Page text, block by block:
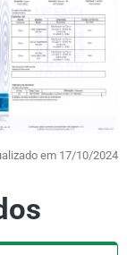
em 17/10/2024